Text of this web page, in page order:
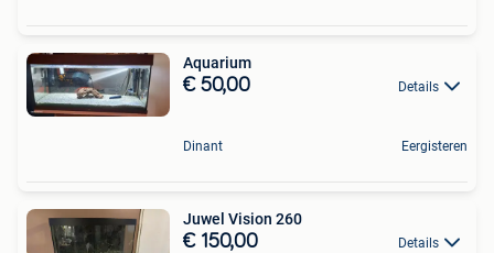
Aquarium
€ 50,00 Details
Dinant Eergisteren
Juwel Vision 260
€ 150,00 Details